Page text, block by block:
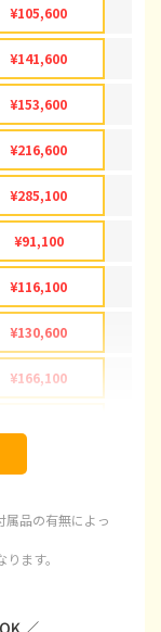
¥105,600
¥141,600
¥153,600
¥216,600
¥285,100
¥91,100
¥116,100
¥130,600
¥166,100
¥92,100
¥97,100
¥120,100
品の有無によっ
ます。